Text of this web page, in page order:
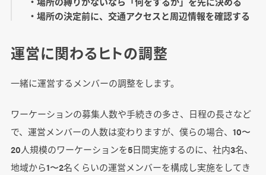
・場所の決定前に、交通アクセスと周辺情報を確認する
運営に関わるヒトの調整
一緒に運営するメンバーの調整をします。
ワーケーションの募集人数や手続きの多さ、日程の長さなど
で、運営メンバーの人数は変わりますが、僕らの場合、10〜
20人規模のワーケーションを5日間実施するのに、社内3名、
地域から1〜2名くらいの運営メンバーを構成し実施をしてき